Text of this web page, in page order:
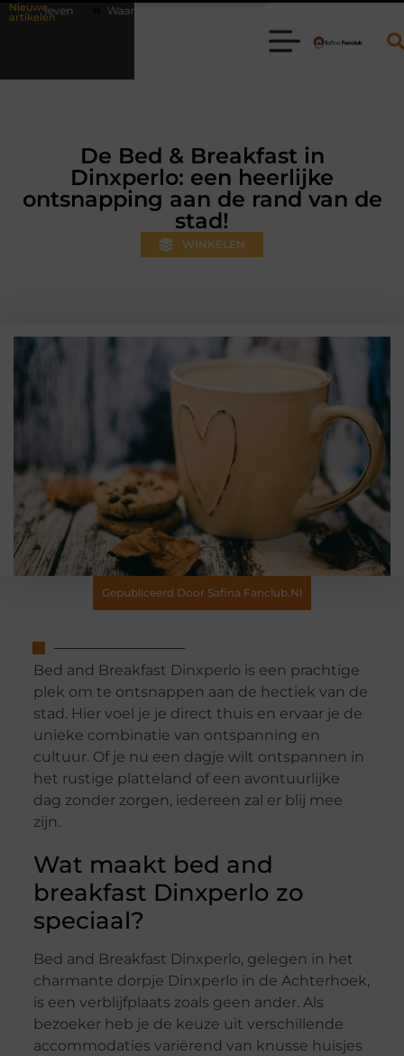
Nieuwe
artikelen
online vlees bestellen steeds gewoner wordt
De Bed & Breakfast in
Dinxperlo: een heerlijke
ontsnapping aan de rand van de
stad!
WINKELEN
Gepubliceerd Door Safina Fanclub.nl
Bed and Breakfast Dinxperlo is een prachtige
plek om te ontsnappen aan de hectiek van de
stad. Hier voel je je direct thuis en ervaar je de
unieke combinatie van ontspanning en
cultuur. Of je nu een dagje wilt ontspannen in
het rustige platteland of een avontuurlijke
dag zonder zorgen, iedereen zal er blij mee
zijn.
Wat maakt bed and
breakfast Dinxperlo zo
speciaal?
Bed and Breakfast Dinxperlo, gelegen in het
charmante dorpje Dinxperlo in de Achterhoek,
is een verblijfplaats zoals geen ander. Als
bezoeker heb je de keuze uit verschillende
accommodaties variërend van knusse huisjes